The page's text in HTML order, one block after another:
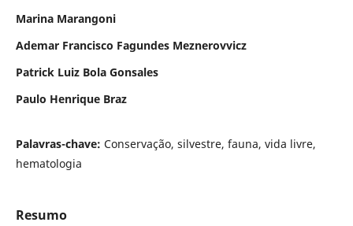
Marina Marangoni
Ademar Francisco Fagundes Meznerovvicz
Patrick Luiz Bola Gonsales
Paulo Henrique Braz
Palavras-chave: Conservação, silvestre, fauna, vida livre,
hematologia
Resumo